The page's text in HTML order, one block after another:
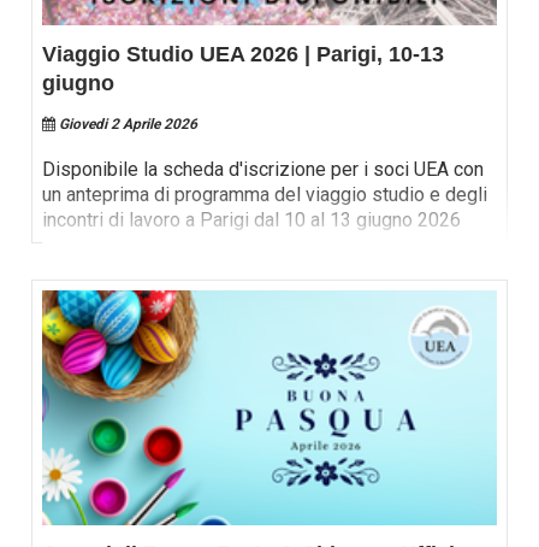
Viaggio Studio UEA 2026 | Parigi, 10-13
giugno
Giovedi 2 Aprile 2026
Disponibile la scheda d'iscrizione per i soci UEA con
un anteprima di programma del viaggio studio e degli
incontri di lavoro a Parigi dal 10 al 13 giugno 2026